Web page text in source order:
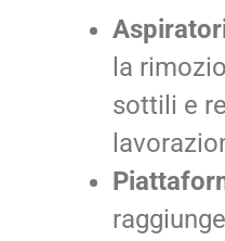
la
sottili e